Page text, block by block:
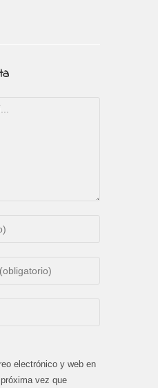
electrónico y web en
vez que